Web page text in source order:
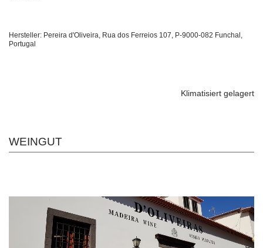
Hersteller: Pereira d'Oliveira, Rua dos Ferreios 107, P-9000-082 Funchal,
Portugal
Klimatisiert gelagert
WEINGUT